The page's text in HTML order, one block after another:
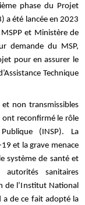
phase du Projet
a été lancée en 2023
et Ministère de
demande du MSP,
pour en assurer le
Technique
et non transmissibles
ont reconfirmé le rôle
(INSP). La
et la grave menace
système de santé et
sanitaires
de l’I nstitut National
a de ce fait adopté la